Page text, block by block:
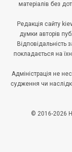
матеріалів без
Редакція сайту
думки авторів
Відповідальність
покладається на
Адміністрація не
судження чи
© 2016-2026